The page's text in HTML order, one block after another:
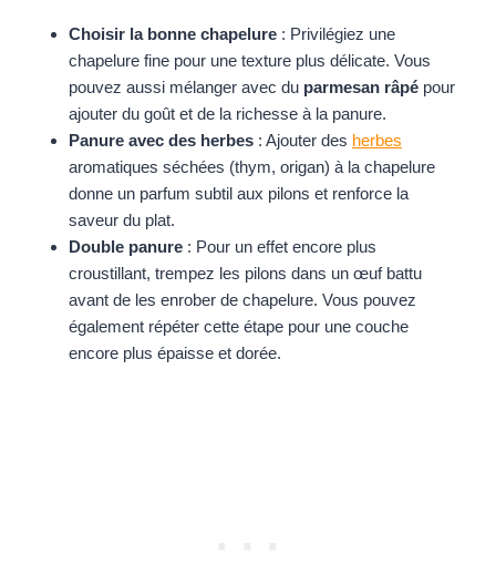
Choisir la bonne chapelure : Privilégiez une
chapelure fine pour une texture plus délicate. Vous
pouvez aussi mélanger avec du parmesan râpé pour
ajouter du goût et de la richesse à la panure.
Panure avec des herbes : Ajouter des herbes
aromatiques séchées (thym, origan) à la chapelure
donne un parfum subtil aux pilons et renforce la
saveur du plat.
Double panure : Pour un effet encore plus
croustillant, trempez les pilons dans un œuf battu
avant de les enrober de chapelure. Vous pouvez
également répéter cette étape pour une couche
encore plus épaisse et dorée.